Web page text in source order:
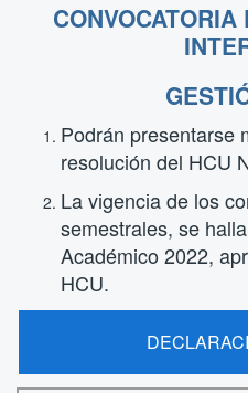
Podrán presentarse
resolución del HCU
La vigencia de los
semestrales, se
Académico 2022,
HCU.